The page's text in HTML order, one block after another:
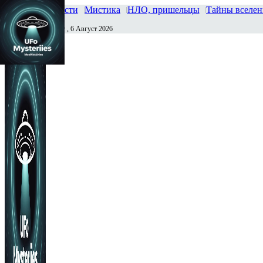
Главная Новости Мистика НЛО, пришельцы Тайны
Сегодня Четверг , 6 Август 2026